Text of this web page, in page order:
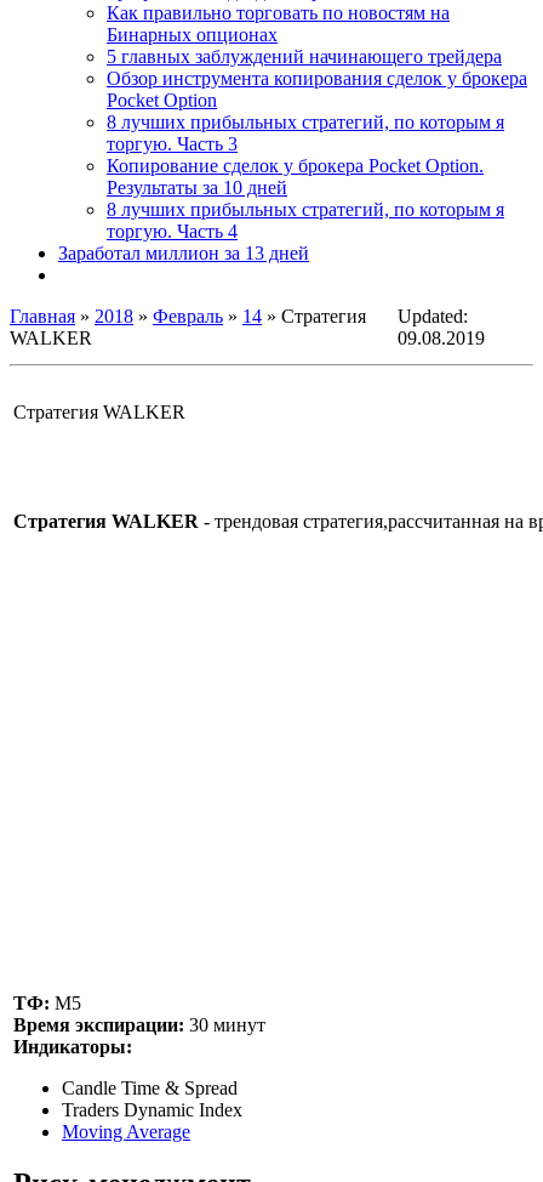
Как правильно торговать по новостям на
Бинарных опционах
5 главных заблуждений начинающего трейдера
Обзор инструмента копирования сделок у брокера
Pocket Option
8 лучших прибыльных стратегий, по которым я
торгую. Часть 3
Копирование сделок у брокера Pocket Option.
Результаты за 10 дней
8 лучших прибыльных стратегий, по которым я
торгую. Часть 4
Заработал миллион за 13 дней
Главная » 2018 » Февраль » 14 » Стратегия
WALKER
Updated:
09.08.2019
Стратегия WALKER
Стратегия WALKER - трендовая стратегия,рассчитанная на
ТФ: М5
Время экспирации: 30 минут
Индикаторы:
Candle Time & Spread
Traders Dynamic Index
Moving Average